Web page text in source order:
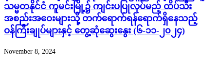
သမ္မတနိုင်ငံ ကူမင်းမြို့၌ ကျင်းပပြုလုပ်မည့် ထိပ်သီး
အစည်းအဝေးများသို့ တက်ရောက်ရန်ရောက်ရှိနေသည့်
ဝန်ကြီးချုပ်များနှင့် တွေ့ဆုံဆွေးနွေး (၆-၁၁-၂၀၂၄)
November 8, 2024